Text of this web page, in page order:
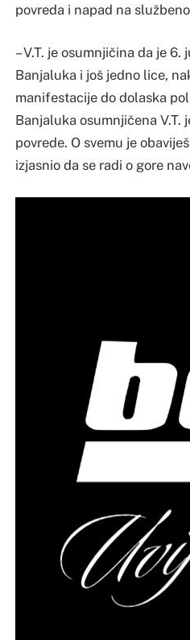
povreda i napad na
– V.T. je osumnjičina da je
Banjaluka i još jedno lice,
manifestacije do dolaska
Banjaluka osumnjičena
povrede. O svemu je
izjasnio da se radi o gore